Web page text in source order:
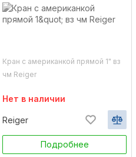
Кран с американкой прямой 1" вз
чм Reiger
Нет в наличии
Reiger
Подробнее